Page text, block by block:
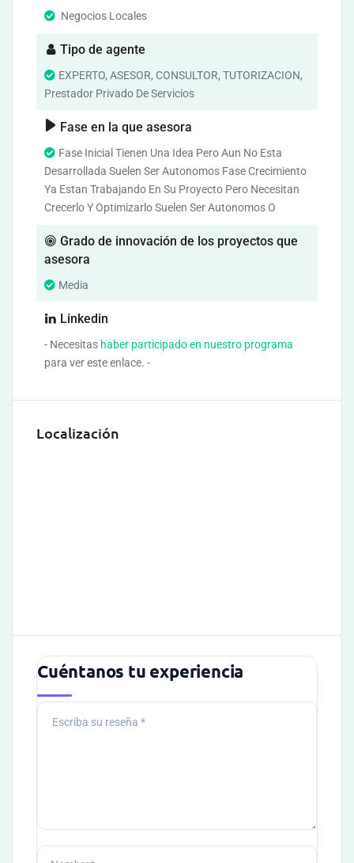
Negocios Locales
Tipo de agente
EXPERTO, ASESOR, CONSULTOR, TUTORIZACION,
Prestador Privado De Servicios
Fase en la que asesora
Fase Inicial Tienen Una Idea Pero Aun No Esta
Desarrollada Suelen Ser Autonomos Fase Crecimiento
Ya Estan Trabajando En Su Proyecto Pero Necesitan
Crecerlo Y Optimizarlo Suelen Ser Autonomos O
Grado de innovación de los proyectos que
asesora
Media
Linkedin
- Necesitas haber participado en nuestro programa
para ver este enlace. -
Localización
Cuéntanos tu experiencia